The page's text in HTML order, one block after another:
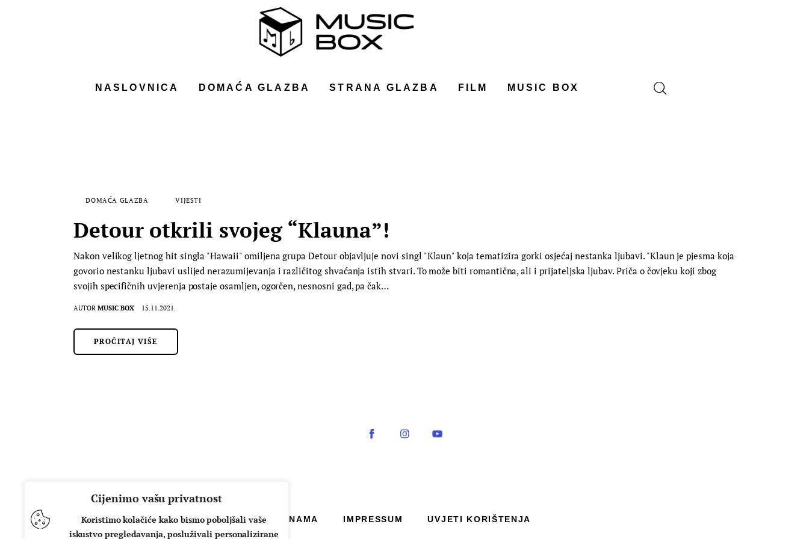
Cijenimo vašu privatnost
Koristimo kolačiće kako bismo poboljšali vaše
iskustvo pregledavanja, posluživali personalizirane
NASLOVNICA DOMAĆA GLAZBA STRANA GLAZBA FILM MUSIC BOX
DOMAĆA GLAZBA VIJESTI
Detour otkrili svojeg “Klauna”!
Nakon velikog ljetnog hit singla "Hawaii" omiljena grupa Detour objavljuje novi singl "Klaun" koja tematizira gorki osjećaj nestanka ljubavi. "Klaun je pjesma koja
govorio nestanku ljubavi uslijed nerazumijevanja i različitog shvaćanja istih stvari. To može biti romantična, ali i prijateljska ljubav. Priča o čovjeku koji zbog
svojih specifičnih uvjerenja postaje osamljen, ogorčen, nesnosni gad, pa čak…
AUTOR MUSIC BOX 15.11.2021.
PROČITAJ VIŠE
O NAMA IMPRESSUM UVJETI KORIŠTENJA